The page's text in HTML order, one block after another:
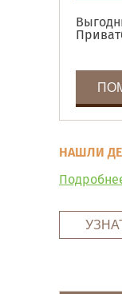
НАШЛИ